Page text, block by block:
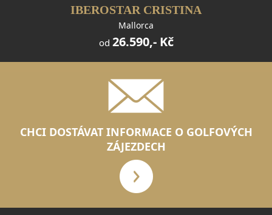
IBEROSTAR CRISTINA
Mallorca
od 26.590,- Kč
CHCI DOSTÁVAT INFORMACE O GOLFOVÝCH
ZÁJEZDECH